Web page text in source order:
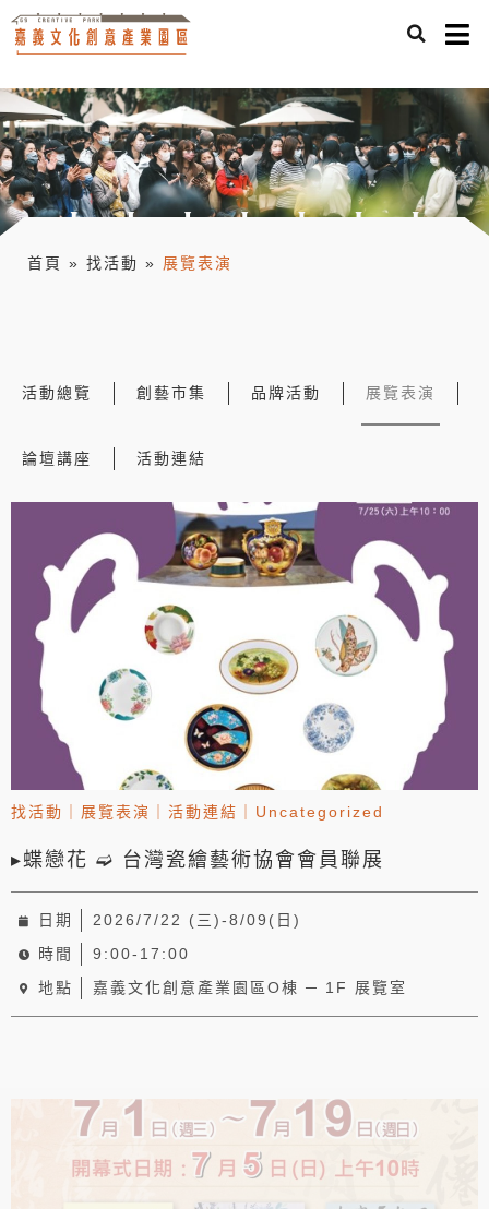
首頁 » 找活動 » 展覽表演
活動總覽 創藝市集 品牌活動 展覽表演
論壇講座 活動連結
找活動 展覽表演 活動連結 Uncategorized
▸蝶戀花 ➫ 台灣瓷繪藝術協會會員聯展
日期
2026/7/22 (三)-8/09(日)
時間
9:00-17:00
地點
嘉義文化創意產業園區O棟 ─ 1F 展覽室